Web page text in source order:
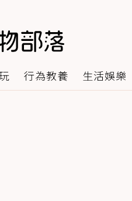
行為教養 生活娛樂